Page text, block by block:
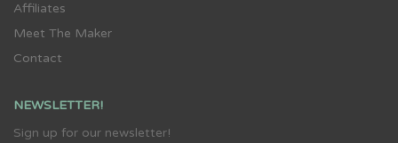
Affiliates
Meet The Maker
Contact
NEWSLETTER!
Sign up for our newsletter!